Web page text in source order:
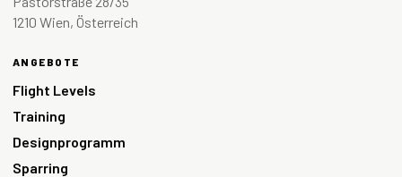
1210 Wien, Österreich
ANGEBOTE
Flight Levels
Training
Designprogramm
Sparring